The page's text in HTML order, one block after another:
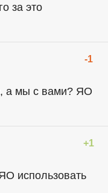
за это
-1
а мы с вами? ЯО
+1
использовать